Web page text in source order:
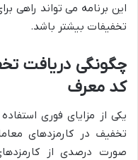
این برنامه می تواند راهی
تخفیفات بیشتر باشد.
چگونگی دریافت
کد معرف
یکی از مزایای فوری
تخفیف در کارمزدهای
صورت درصدی از